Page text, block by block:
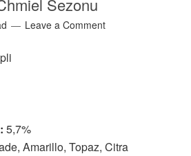
Sezonu
Leave a Comment
5,7%
Amarillo, Topaz, Citra